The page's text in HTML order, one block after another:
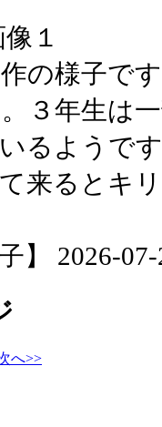
の様子で
３年生は
るようで
来るとキ
】 2026-
へ>>